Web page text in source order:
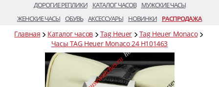
ДОРОГИЕ РЕПЛИКИ КАТАЛОГ ЧАСОВ
МУЖСКИЕ ЧАСЫ
ЖЕНСКИЕ ЧАСЫ ОБУВЬ АКСЕССУАРЫ НОВИНКИ РАСПРОДАЖА
Главная Каталог часов Tag Heuer
Tag Heuer Monaco
Часы TAG Heuer Monaco 24 H101463